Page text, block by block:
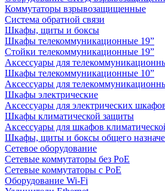
Коммутаторы взрывозащищенные
Система обратной связи
Шкафы, щиты и боксы
Шкафы телекоммуникационные 19”
Стойки телекоммуникационные 19”
Аксессуары для
Шкафы телекоммуникационные 10”
Аксессуары для
Шкафы электрические
Аксессуары для электрических
Шкафы климатической защиты
Аксессуары для шкафов
Шкафы, щиты и боксы общего
Сетевое оборудование
Сетевые коммутаторы без PoE
Сетевые коммутаторы с PoE
Оборудование Wi-Fi